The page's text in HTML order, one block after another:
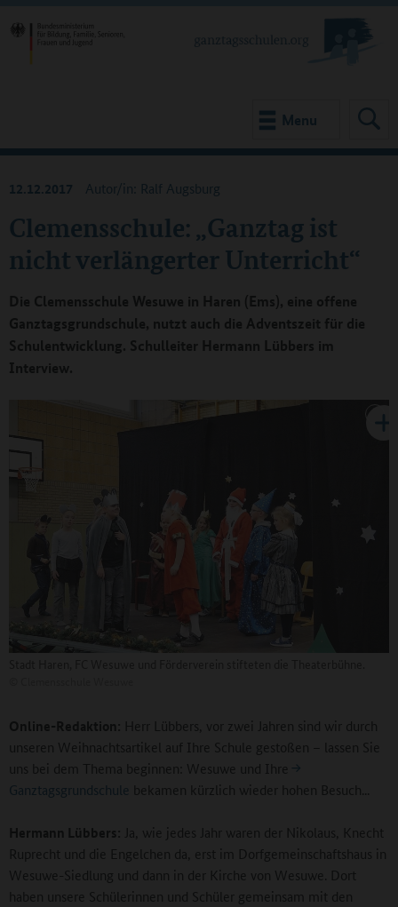
Menu
Clemensschule: „Ganztag ist
nicht verlängerter Unterricht“
12.12.2017 Autor/in: Ralf Augsburg
Die Clemensschule Wesuwe in Haren (Ems), eine offene
Ganztagsgrundschule, nutzt auch die Adventszeit für die
Schulentwicklung. Schulleiter Hermann Lübbers im
Interview.
Online-Redaktion: Herr Lübbers, vor zwei Jahren sind wir durch
unseren Weihnachtsartikel auf Ihre Schule gestoßen – lassen Sie
uns bei dem Thema beginnen: Wesuwe und Ihre
Ganztagsgrundschule bekamen kürzlich wieder hohen Besuch...
Hermann Lübbers:
Ja, wie jedes Jahr waren der Nikolaus, Knecht
Ruprecht und die Engelchen da, erst im Dorfgemeinschaftshaus in
Wesuwe-Siedlung und dann in der Kirche von Wesuwe. Dort
haben unsere Schülerinnen und Schüler gemeinsam mit den